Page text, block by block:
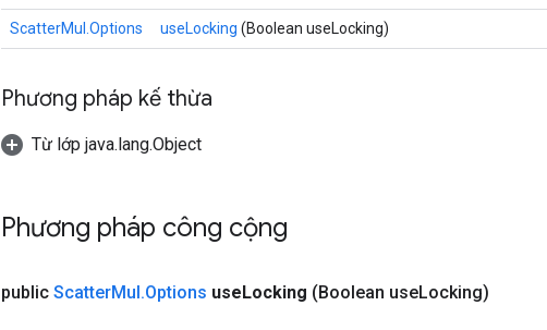
ScatterMul.Options useLocking (Boolean useLocking)
Phương pháp kế thừa
Từ lớp java.lang.Object
Phương pháp công cộng
public ScatterMul.Options useLocking (Boolean useLocking)